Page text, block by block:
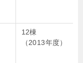
12棟
（2013年度）